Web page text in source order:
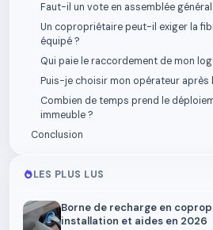
Faut-il un vote en assemblée
Un copropriétaire peut-il exiger la
équipé ?
Qui paie le raccordement de mon
Puis-je choisir mon opérateur après
Combien de temps prend le
immeuble ?
Conclusion
LES PLUS LUS
Borne de recharge en
installation et aides en 2026